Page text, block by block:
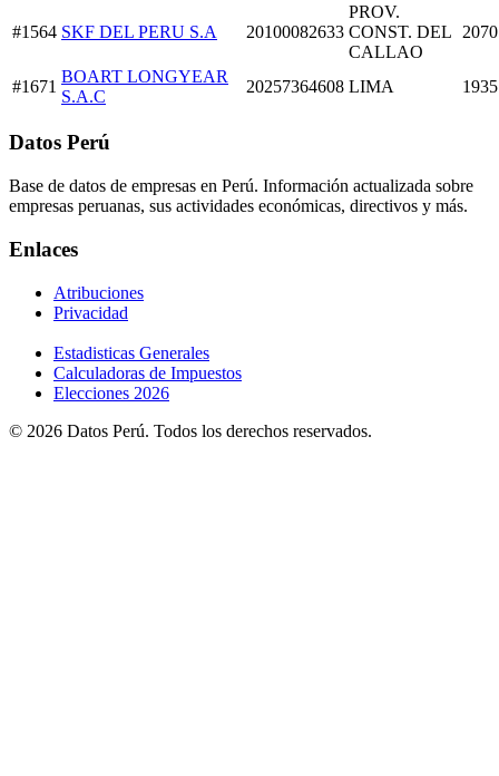
#1564 SKF DEL PERU S.A 20100082633
PROV.
CONST. DEL
CALLAO
#1671
BOART LONGYEAR
S.A.C
20257364608 LIMA
Datos Perú
Base de datos de empresas en Perú. Información actualizada sobre
empresas peruanas, sus actividades económicas, directivos y más.
Enlaces
Atribuciones
Privacidad
Estadisticas Generales
Calculadoras de Impuestos
Elecciones 2026
© 2026 Datos Perú. Todos los derechos reservados.